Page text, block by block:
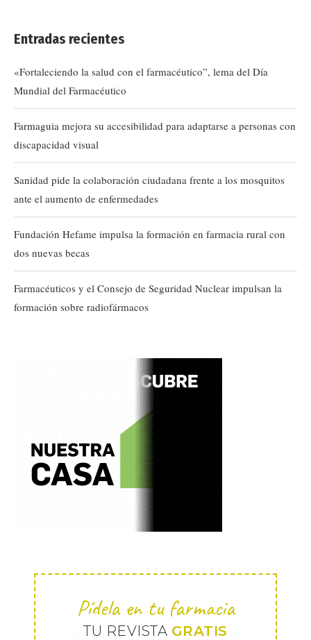
Entradas recientes
«Fortaleciendo la salud con el farmacéutico”, lema del Día
Mundial del Farmacéutico
Farmaguia mejora su accesibilidad para adaptarse a personas con
discapacidad visual
Sanidad pide la colaboración ciudadana frente a los mosquitos
ante el aumento de enfermedades
Fundación Hefame impulsa la formación en farmacia rural con
dos nuevas becas
Farmacéuticos y el Consejo de Seguridad Nuclear impulsan la
formación sobre radiofármacos
Pídela en tu farmacia
TU REVISTA GRATIS